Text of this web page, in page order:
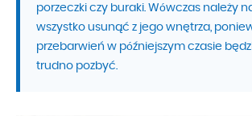
porzeczki czy buraki. Wówczas należy
wszystko usunąć z jego wnętrza,
przebarwień w późniejszym czasie
trudno pozbyć.